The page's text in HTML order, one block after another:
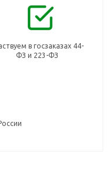
в госзаказах 44-
ФЗ и 223-ФЗ